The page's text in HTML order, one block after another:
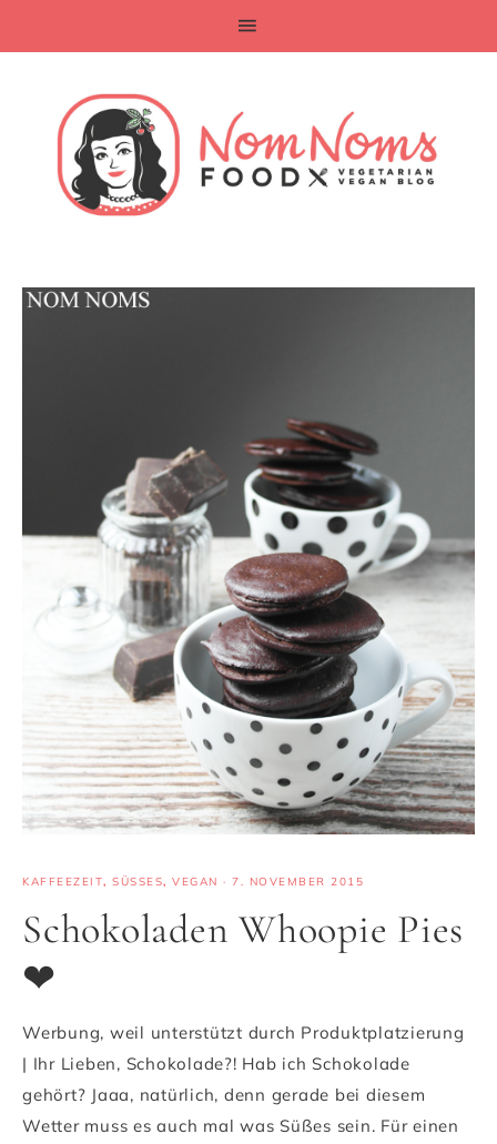
KAFFEEZEIT, SÜSSES , VEGAN · 7. NOVEMBER 2015
Schokoladen Whoopie Pies
❤
Werbung, weil unterstützt durch Produktplatzierung
| Ihr Lieben, Schokolade?! Hab ich Schokolade
gehört? Jaaa, natürlich, denn gerade bei diesem
Wetter muss es auch mal was Süßes sein. Für einen